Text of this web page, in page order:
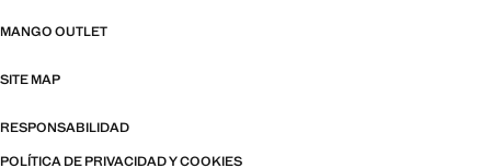
MANGO OUTLET
SITE MAP
RESPONSABILIDAD
POLÍTICA DE PRIVACIDAD Y COOKIES